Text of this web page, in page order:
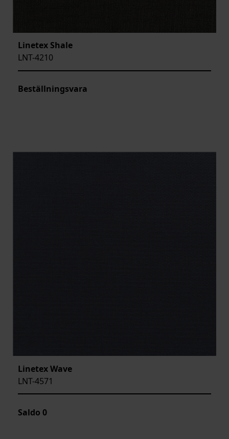
Linetex Shale
LNT-4210
Beställningsvara
Linetex Wave
LNT-4571
Saldo 0